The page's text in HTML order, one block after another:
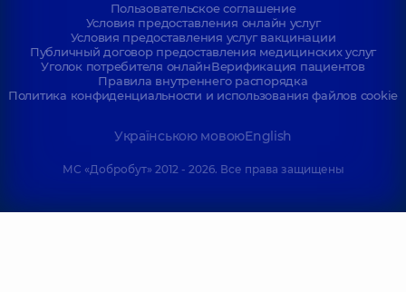
Пользовательское соглашение
Условия предоставления онлайн услуг
Условия предоставления услуг вакцинации
Публичный договор предоставления медицинских услуг
Уголок потребителя онлайнВерификация пациентов
Правила внутреннего распорядка
Политика конфиденциальности и использования файлов cookie
Українською мовоюEnglish
МС «Добробут» 2012 - 2026. Все права защищены